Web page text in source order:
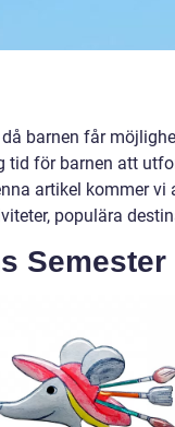
barnen får
tid för barnen att
artikel kommer vi
populära